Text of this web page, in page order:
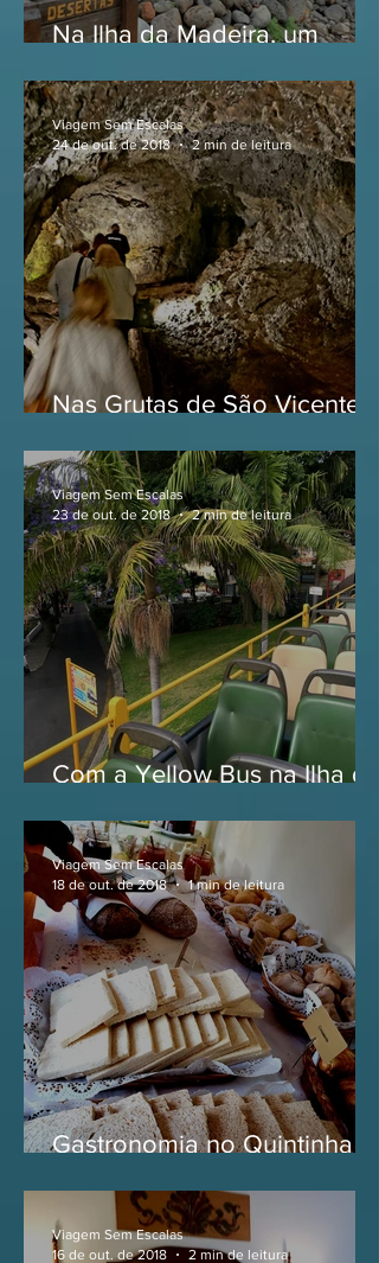
Na Ilha da Madeira, um
Nas Grutas de São Vicente,
Viagem Sem Escalas
24 de out. de 2018
2 min de leitura
Com a Yellow Bus na Ilha da
Viagem Sem Escalas
23 de out. de 2018
2 min de leitura
Gastronomia no Quintinha
Madeira
Viagem Sem Escalas
18 de out. de 2018
1 min de leitura
Viagem Sem Escalas
16 de out. de 2018
2 min de leitura